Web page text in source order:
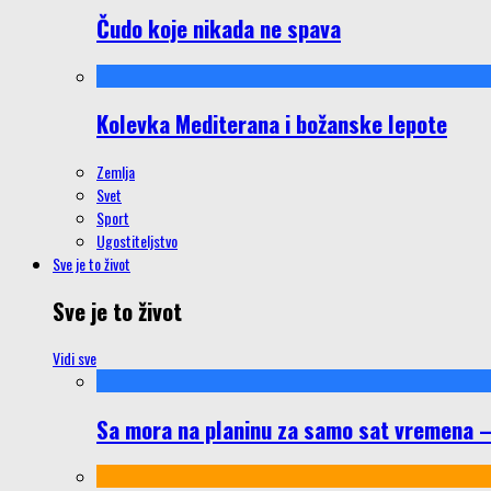
Čudo koje nikada ne spava
Kolevka Mediterana i božanske lepote
Zemlja
Svet
Sport
Ugostiteljstvo
Sve je to život
Sve je to život
Vidi sve
Sa mora na planinu za samo sat vremena